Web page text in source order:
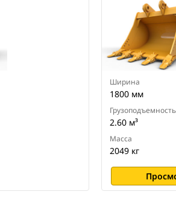
специальные устройства для
быстрой смены навесного
оборудования CW для всех
Ширина
1800 мм
Грузоподъемность
2.60 м³
Масса
2049 кг